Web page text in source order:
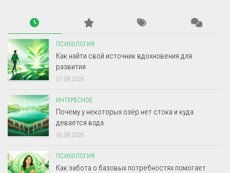
ПСИХОЛОГИЯ
Как найти свой источник вдохновения для
развития
07.08.2026
ИНТЕРЕСНОЕ
Почему у некоторых озёр нет стока и куда
девается вода
06.08.2026
ПСИХОЛОГИЯ
Как забота о базовых потребностях помогает